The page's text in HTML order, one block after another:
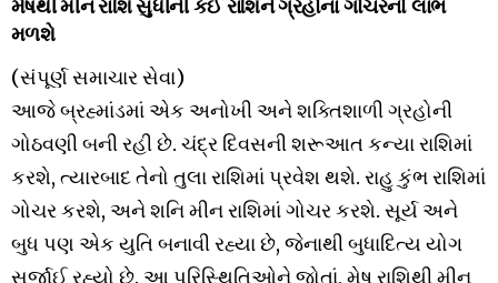
મળશે
(સંપૂર્ણ સમાચાર સેવા)
આજે બ્રહ્માંડમાં એક અનોખી અને શક્તિશાળી ગ્રહોની
ગોઠવણી બની રહી છે. ચંદ્ર દિવસની શરૂઆત કન્યા રાશિમાં
કરશે, ત્યારબાદ તેનો તુલા રાશિમાં પ્રવેશ થશે. રાહુ કુંભ રાશિમાં
ગોચર કરશે, અને શનિ મીન રાશિમાં ગોચર કરશે. સૂર્ય અને
બુધ પણ એક યુતિ બનાવી રહ્યા છે, જેનાથી બુધાદિત્ય યોગ
સર્જાઈ રહ્યો છે. આ પરિસ્થિતિઓને જોતાં, મેષ રાશિથી મીન